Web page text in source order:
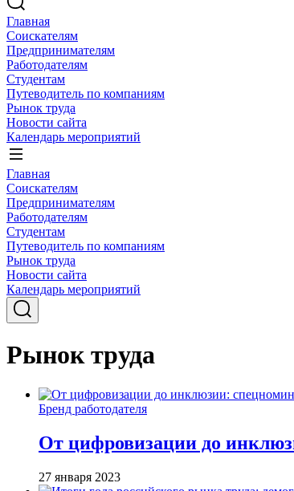
Главная
Соискателям
Предпринимателям
Работодателям
Студентам
Путеводитель по компаниям
Рынок труда
Новости сайта
Календарь мероприятий
Главная
Соискателям
Предпринимателям
Работодателям
Студентам
Путеводитель по компаниям
Рынок труда
Новости сайта
Календарь мероприятий
Рынок труда
Бренд работодателя
От цифровизации до
27 января 2023